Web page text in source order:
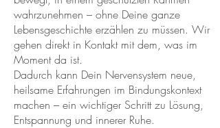
wahrzunehmen – ohne Deine ganze
Lebensgeschichte erzählen zu müssen. Wir
gehen direkt in Kontakt mit dem, was im
Moment da ist.
Dadurch kann Dein Nervensystem neue,
heilsame Erfahrungen im Bindungskontext
machen – ein wichtiger Schritt zu Lösung,
Entspannung und innerer Ruhe.​